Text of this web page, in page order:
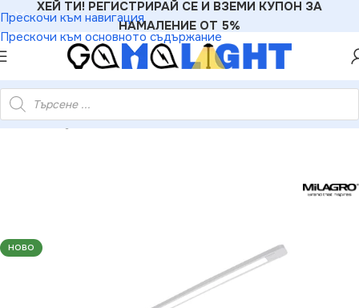
Прескочи към навигация
Прескочи към основното съдържание
ХЕЙ ТИ! РЕГИСТРИРАЙ СЕ И ВЗЕМИ КУПОН ЗА
НАМАЛЕНИЕ ОТ 5%
»Milagro ML8867 Настолна LED лампа VARIO WHITE 5W
НОВО